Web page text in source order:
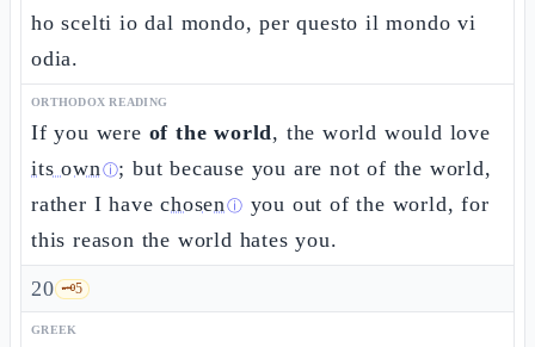
ho scelti io dal mondo, per questo il mondo vi
odia.
ORTHODOX READING
If you were of the world, the world would love
its ownⓘ; but because you are not of the world,
rather I havechosenⓘ you out of the world, for
this reason the world hates you.
20 🗝️5
GREEK